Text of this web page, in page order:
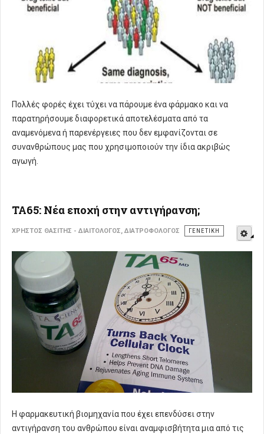
Πολλές φορές έχει τύχει να πάρουμε ένα φάρμακο και να
παρατηρήσουμε διαφορετικά αποτελέσματα από τα
αναμενόμενα ή παρενέργειες που δεν εμφανίζονται σε
συνανθρώπους μας που χρησιμοποιούν την ίδια ακριβώς
αγωγή.
TA65: Νέα εποχή στην αντιγήρανση;
ΧΡΉΣΤΟΣ ΘΑΣΊΤΗΣ - ΔΙΑΙΤΟΛΌΓΟΣ, ΔΙΑΤΡΟΦΟΛΌΓΟΣ ΓΕΝΕΤΙΚΉ
Η φαρμακευτική βιομηχανία που έχει επενδύσει στην
αντιγήρανση του ανθρώπου είναι αναμφισβήτητα μια από τις